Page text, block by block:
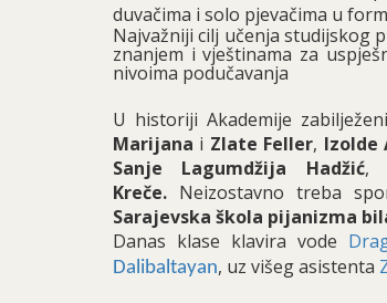
duvačima i solo pjevačima u
Najvažniji cilj učenja studijskog
znanjem i vještinama za
nivoima podučavanja
U historiji Akademije
Marijana i Zlate Feller, Izolde
Sanje Lagumdžija Hadžić
Kreče. Neizostavno treba
Sarajevska škola pijanizma
Danas klase klavira vode
Dalibaltayan, uz višeg asistenta